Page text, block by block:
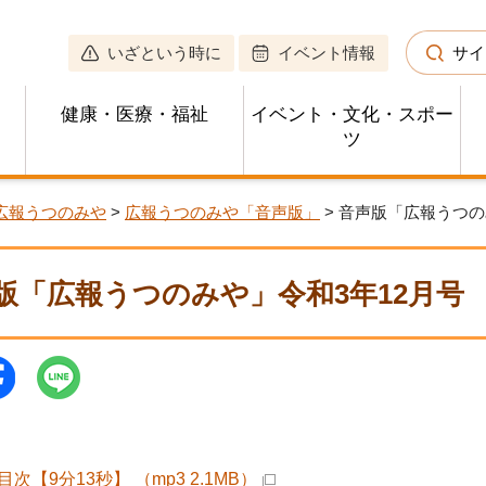
いざという時に イベント情報 サ
健康・医療・福祉
イベント・文化・スポー
ツ
報うつのみや > 広報うつのみや「音声版」 > 音声版「広報うつ
「広報うつのみや」令和3年12月号
次【9分13秒】 （mp3 2.1MB）